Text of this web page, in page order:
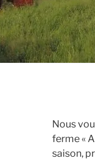
Nous
ferme «
saison,